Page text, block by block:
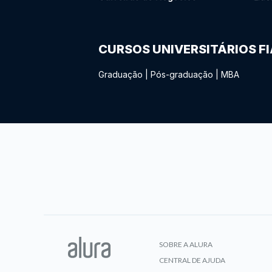
CURSOS UNIVERSITÁRIOS
Graduação Pós-graduação MBA
SOBRE A ALURA
CENTRAL DE AJUDA